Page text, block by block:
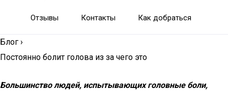
Отзывы Контакты Как добраться
Блог ›
Постоянно болит голова из за чего это
Большинство людей, испытывающих головные боли,